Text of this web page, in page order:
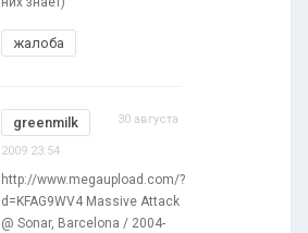
жалоба
greenmilk 30 августа
2009 23:54
http://www.megaupload.com/?
d=KFAG9WV4 Massive Attack
@ Sonar, Barcelona / 2004-